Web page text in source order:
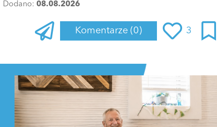
Dodano: 08.08.2026
Komentarze (0) 3